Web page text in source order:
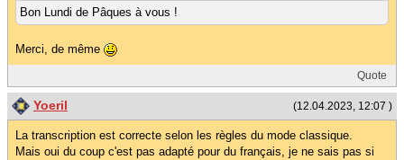
Bon Lundi de Pâques à vous !
Merci, de même
Quote
(12.04.2023, 12:07 )
Yoeril
La transcription est correcte selon les règles du mode classique.
Mais oui du coup c'est pas adapté pour du français, je ne sais pas si